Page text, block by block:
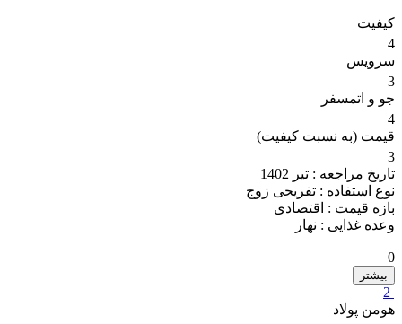
کیفیت
4
سرویس
3
جو و اتمسفر
4
قیمت (به نسبت کیفیت)
3
تاریخ مراجعه : تیر 1402
نوع استفاده : تفریحی زوج
بازه قیمت : اقتصادی
وعده غذایی : نهار
0
بیشتر
2
هومن پولاد